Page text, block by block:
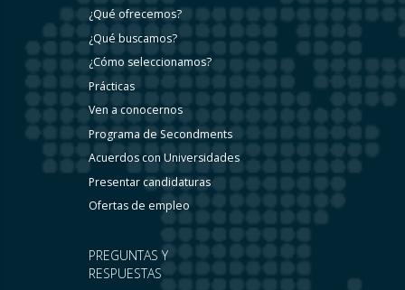
PREGUNTAS Y
RESPUESTAS
¿Qué ofrecemos?
¿Qué buscamos?
¿Cómo seleccionamos?
Prácticas
Ven a conocernos
Programa de Secondments
Acuerdos con Universidades
Presentar candidaturas
Ofertas de empleo